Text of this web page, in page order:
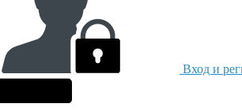
Вход и